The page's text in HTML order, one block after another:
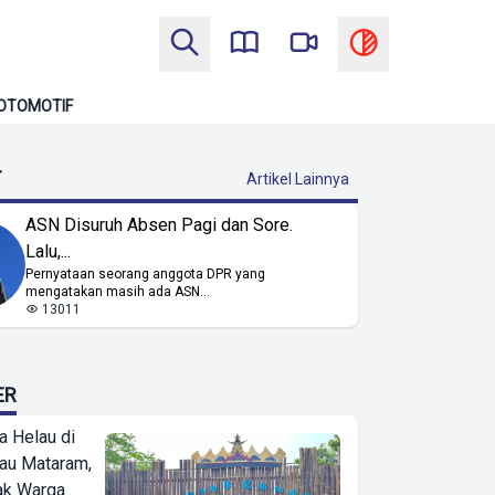
Artikel Lainnya
ASN Disuruh Absen Pagi dan Sore.
Lalu,...
Pernyataan seorang anggota DPR yang
mengatakan masih ada ASN...
13011
Helau di
Mataram,
Warga